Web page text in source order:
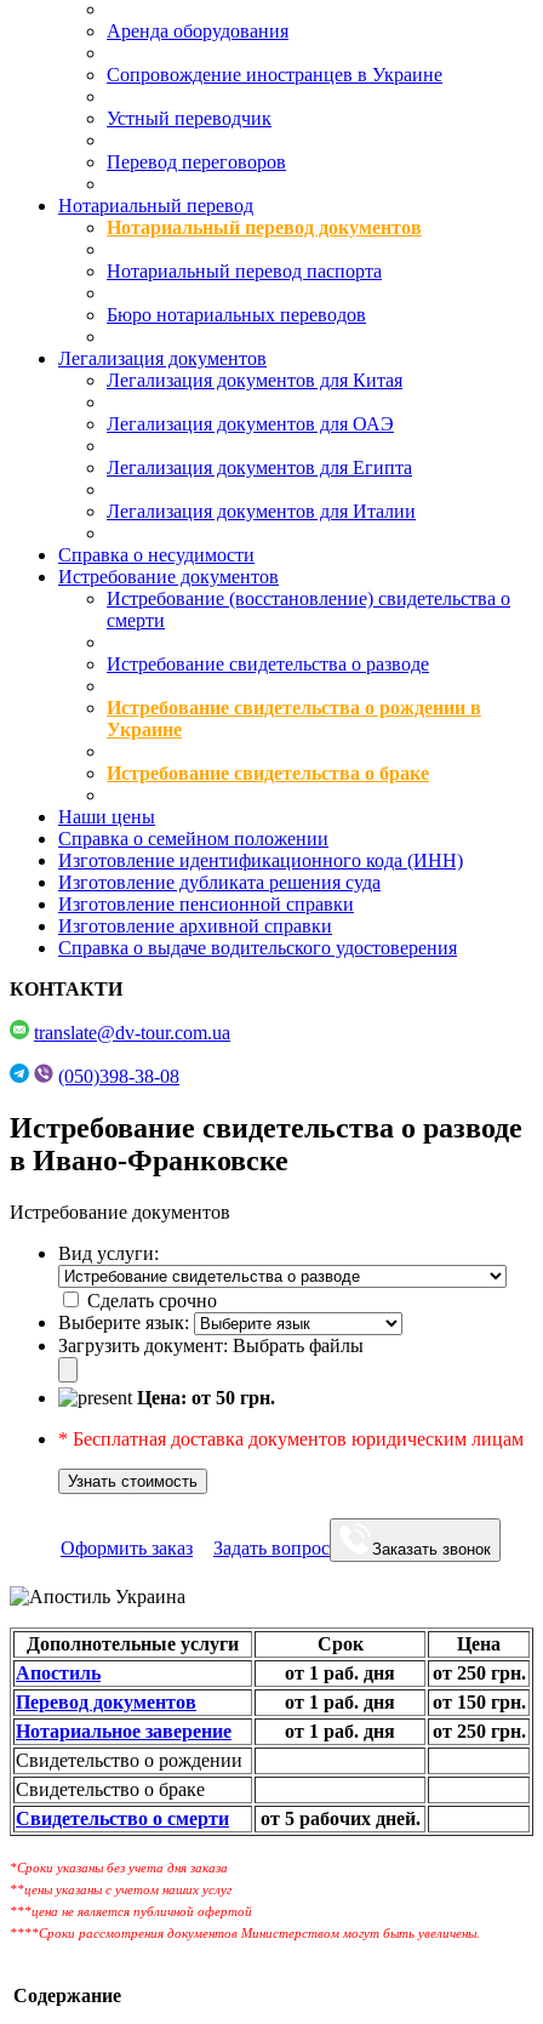
Аренда оборудования
Сопровождение иностранцев в Украине
Устный переводчик
Перевод переговоров
Нотариальный перевод
Нотариальный перевод документов
Нотариальный перевод паспорта
Бюро нотариальных переводов
Легализация документов
Легализация документов для Китая
Легализация документов для ОАЭ
Легализация документов для Египта
Легализация документов для Италии
Справка о несудимости
Истребование документов
Истребование (восстановление) свидетельства о
смерти
Истребование свидетельства о разводе
Истребование свидетельства о рождении в
Украине
Истребование свидетельства о браке
Наши цены
Справка о семейном положении
Изготовление идентификационного кода (ИНН)
Изготовление дубликата решения суда
Изготовление пенсионной справки
Изготовление архивной справки
Справка о выдаче водительского удостоверения
КОНТАКТИ
translate@dv-tour.com.ua
(050)398-38-08
Истребование свидетельства о разводе
в Ивано-Франковске
Истребование документов
Вид услуги:
Сделать срочно
Выберите язык:
Загрузить документ: Выбрать файлы
Цена: от 50 грн.
* Бесплатная доставка документов юридическим лицам
Узнать стоимость
Оформить заказ Задать вопрос Заказать звонок
Дополнотельные услуги Срок
Цена
Апостиль
от 1 раб. дня
от 250 грн.
Перевод документов
от 1 раб. дня
от 150 грн.
Нотариальное заверение
от 1 раб. дня
от 250 грн.
Свидетельство о рождении
Свидетельство о браке
Свидетельство о смерти
от 5 рабочих дней.
*Сроки указаны без учета дня заказа
**цены указаны с учетом наших услуг
***цена не является публичной офертой
****Сроки рассмотрения документов Министерством могут быть увеличены.
Содержание